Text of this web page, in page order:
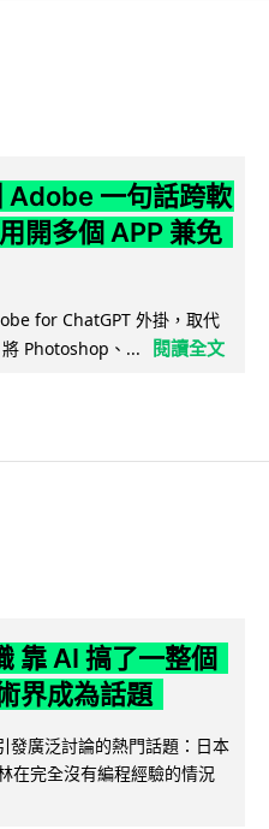
Adobe 一句話跨軟
開多個 APP 兼免
for ChatGPT 外掛，取代
Photoshop、...
閱讀全文
靠 AI 搞了一整個
界成為話題
發廣泛討論的熱門話題：日本
在完全沒有編程經驗的情況